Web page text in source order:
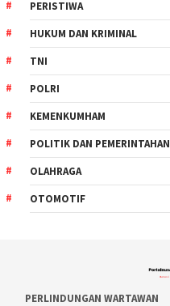
PERISTIWA
HUKUM DAN KRIMINAL
TNI
POLRI
KEMENKUMHAM
POLITIK DAN PEMERINTAHAN
OLAHRAGA
OTOMOTIF
PERLINDUNGAN WARTAWAN